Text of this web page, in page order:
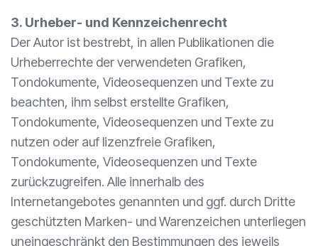
3. Urheber- und Kennzeichenrecht
Der Autor ist bestrebt, in allen Publikationen die
Urheberrechte der verwendeten Grafiken,
Tondokumente, Videosequenzen und Texte zu
beachten, ihm selbst erstellte Grafiken,
Tondokumente, Videosequenzen und Texte zu
nutzen oder auf lizenzfreie Grafiken,
Tondokumente, Videosequenzen und Texte
zurückzugreifen. Alle innerhalb des
Internetangebotes genannten und ggf. durch Dritte
geschützten Marken- und Warenzeichen unterliegen
uneingeschränkt den Bestimmungen des jeweils